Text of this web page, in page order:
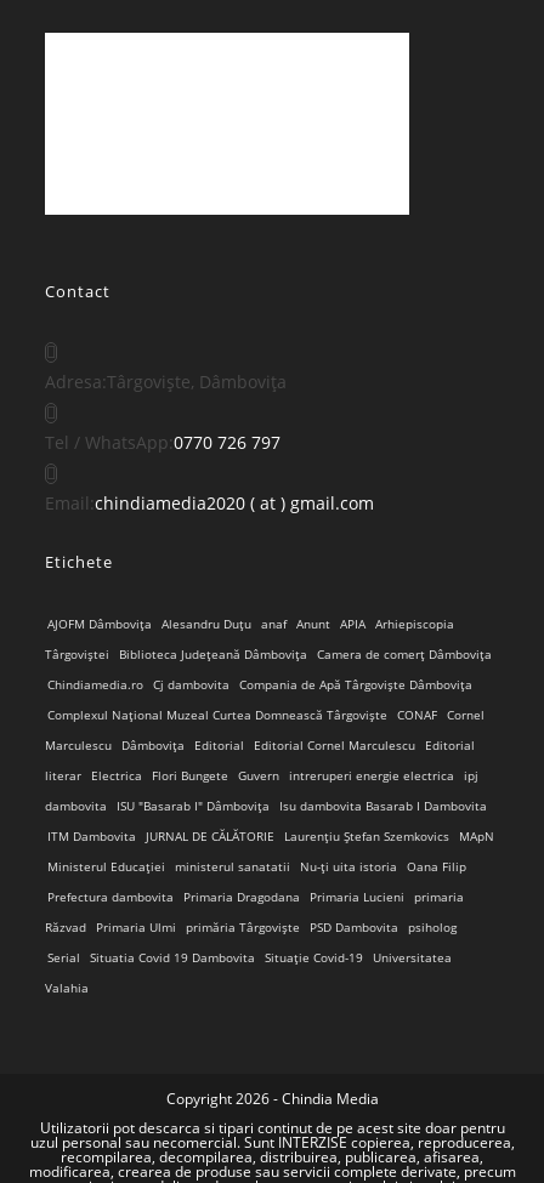
Contact
Adresa:Târgoviște, Dâmbovița
Tel / WhatsApp:0770 726 797Opens
your
Email:chindiamedia2020 ( at ) gmail.com
Etichete
AJOFM Dâmbovița Alesandru Duțu anaf Anunt APIA
Arhiepiscopia
Târgoviștei
Biblioteca Județeană Dâmbovița
Camera de comerț Dâmbovița
Chindiamedia.ro
Cj dambovita
Compania de Apă Târgoviște Dâmbovița
Complexul Național Muzeal Curtea Domnească Târgoviște
CONAF
Cornel
Marculescu
Dâmbovița Editorial Editorial Cornel Marculescu
Editorial
literar
Electrica Flori Bungete Guvern intreruperi energie electrica
ipj
dambovita
ISU "Basarab I" Dâmbovița
Isu dambovita Basarab I Dambovita
ITM Dambovita
JURNAL DE CĂLĂTORIE Laurențiu Ștefan Szemkovics
MApN
Ministerul Educației
ministerul sanatatii Nu-ți uita istoria
Oana Filip
Prefectura dambovita
Primaria Dragodana Primaria Lucieni
primaria
Răzvad
Primaria Ulmi primăria Târgoviște PSD Dambovita
psiholog
Serial
Situatia Covid 19 Dambovita Situație Covid-19
Universitatea
Valahia
Copyright 2026 - Chindia Media
Utilizatorii pot descarca si tipari continut de pe acest site doar pentru
uzul personal sau necomercial. Sunt INTERZISE copierea, reproducerea,
recompilarea, decompilarea, distribuirea, publicarea, afisarea,
modificarea, crearea de produse sau servicii complete derivate, precum